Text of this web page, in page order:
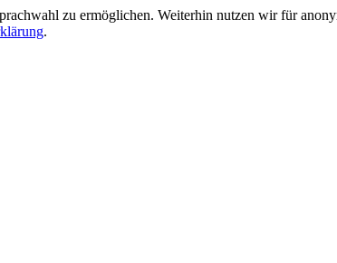
zu ermöglichen. Weiterhin nutzen wir für
.